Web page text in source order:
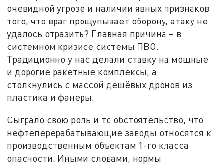
очевидной угрозе и наличии явных признаков
того, что враг прощупывает оборону, атаку не
удалось отразить? Главная причина – в
системном кризисе системы ПВО.
Традиционно у нас делали ставку на мощные
и дорогие ракетные комплексы, а
столкнулись с массой дешёвых дронов из
пластика и фанеры.
Сыграло свою роль и то обстоятельство, что
нефтеперерабатывающие заводы относятся к
производственным объектам 1-го класса
опасности. Иными словами, нормы